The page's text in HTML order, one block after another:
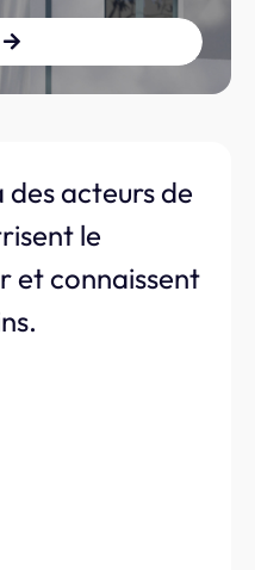
acteurs de
le
et connaissent